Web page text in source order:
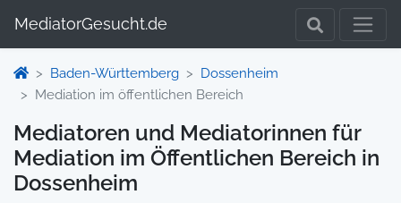
MediatorGesucht.de
Baden-Württemberg
Dossenheim
Mediation im öffentlichen Bereich
Mediatoren und Mediatorinnen für
Mediation im Öffentlichen Bereich in
Dossenheim